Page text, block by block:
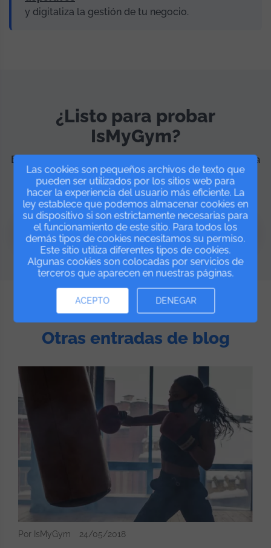
Las cookies son pequeños archivos de texto que
pueden ser utilizados por los sitios web para
hacer la experiencia del usuario más eficiente. La
ley establece que podemos almacenar cookies en
su dispositivo si son estrictamente necesarias para
el funcionamiento de este sitio. Para todos los
demás tipos de cookies necesitamos su permiso.
Este sitio utiliza diferentes tipos de cookies.
Algunas cookies son colocadas por servicios de
terceros que aparecen en nuestras páginas.
ACEPTO DENEGAR
y digitaliza la gestión de tu negocio.
¿Listo para probar
IsMyGym?
Empieza gratis y descubre todo lo que la plataforma
puede hacer por tu negocio. Sin permanencia y con
soporte incluido.
Prueba GRATIS
Otras entradas de blog
Por IsMyGym 24/05/2018